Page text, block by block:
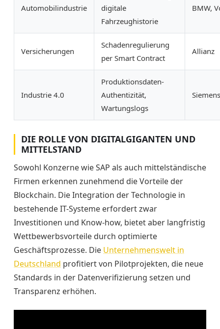
Automobilindustrie
digitale
Fahrzeughistorie
BMW,
Versicherungen
Schadenregulierung
per Smart Contract
Allianz
Industrie 4.0
Produktionsdaten-
Authentizität,
Wartungslogs
DIE ROLLE VON DIGITALGIGANTEN UND
MITTELSTAND
Sowohl Konzerne wie SAP als auch mittelständische
Firmen erkennen zunehmend die Vorteile der
Blockchain. Die Integration der Technologie in
bestehende IT-Systeme erfordert zwar
Investitionen und Know-how, bietet aber langfristig
Wettbewerbsvorteile durch optimierte
Geschäftsprozesse. Die Unternehmenswelt in
Deutschland profitiert von Pilotprojekten, die neue
Standards in der Datenverifizierung setzen und
Transparenz erhöhen.